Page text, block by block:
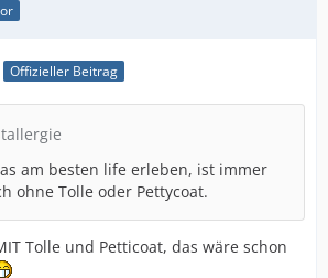
Offizieller Beitrag
am besten life erleben, ist immer
ohne Tolle oder Pettycoat.
Tolle und Petticoat, das wäre schon